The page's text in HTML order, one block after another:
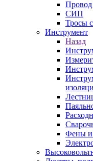
СИП
Тросы
Инструмент
Назад
Фены и